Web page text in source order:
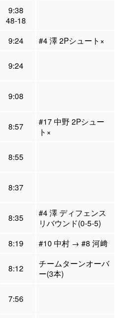
9:38
48-18
9:24
#4 澤 2Pシュート×
9:24
9:08
8:57
#17 中野 2Pシュー
ト×
8:55
8:37
8:35
#4 澤 ディフェンス
リバウンド(0-5-5)
8:19
#10 中村 → #8 河﨑
8:12
チームターンオーバ
ー(3本)
7:56